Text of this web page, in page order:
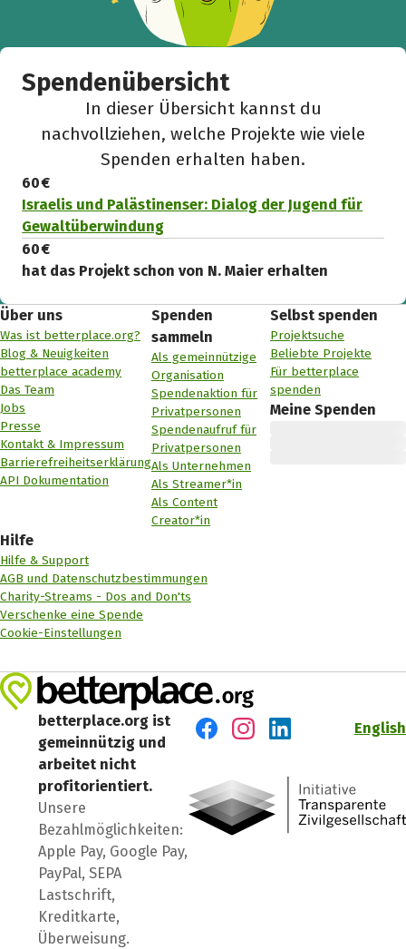
Spendenübersicht
In dieser Übersicht kannst du
nachvollziehen, welche Projekte wie viele
Spenden erhalten haben.
60 €
Israelis und Palästinenser: Dialog der Jugend für
Gewaltüberwindung
60 €
hat das Projekt schon von N. Maier erhalten
Über uns
Was ist betterplace.org?
Blog & Neuigkeiten
betterplace academy
Das Team
Jobs
Presse
Kontakt & Impressum
Barrierefreiheitserklärung
API Dokumentation
Spenden
sammeln
Als gemeinnützige
Organisation
Spendenaktion für
Privatpersonen
Spendenaufruf für
Privatpersonen
Als Unternehmen
Als Streamer*in
Als Content
Creator*in
Selbst spenden
Projektsuche
Beliebte Projekte
Für betterplace
spenden
Meine Spenden
Hilfe
Hilfe & Support
AGB und Datenschutzbestimmungen
Charity-Streams - Dos and Don'ts
Verschenke eine Spende
Cookie-Einstellungen
betterplace.org ist
gemeinnützig und
arbeitet nicht
profitorientiert.
Unsere
Bezahlmöglichkeiten:
Apple Pay, Google Pay,
PayPal, SEPA
Lastschrift,
Kreditkarte,
Überweisung.
English